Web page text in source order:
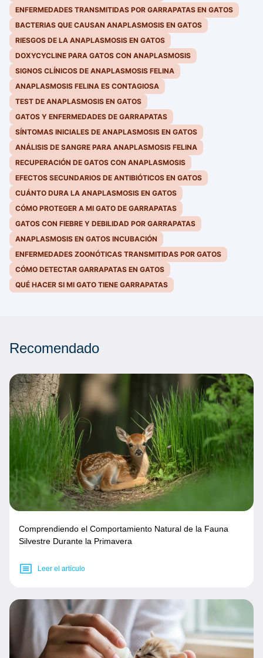
ENFERMEDADES TRANSMITIDAS POR GARRAPATAS EN GATOS
BACTERIAS QUE CAUSAN ANAPLASMOSIS EN GATOS
RIESGOS DE LA ANAPLASMOSIS EN GATOS
DOXYCYCLINE PARA GATOS CON ANAPLASMOSIS
SIGNOS CLÍNICOS DE ANAPLASMOSIS FELINA
ANAPLASMOSIS FELINA ES CONTAGIOSA
TEST DE ANAPLASMOSIS EN GATOS
GATOS Y ENFERMEDADES DE GARRAPATAS
SÍNTOMAS INICIALES DE ANAPLASMOSIS EN GATOS
ANÁLISIS DE SANGRE PARA ANAPLASMOSIS FELINA
RECUPERACIÓN DE GATOS CON ANAPLASMOSIS
EFECTOS SECUNDARIOS DE ANTIBIÓTICOS EN GATOS
CUÁNTO DURA LA ANAPLASMOSIS EN GATOS
CÓMO PROTEGER A MI GATO DE GARRAPATAS
GATOS CON FIEBRE Y DEBILIDAD POR GARRAPATAS
ANAPLASMOSIS EN GATOS INCUBACIÓN
ENFERMEDADES ZOONÓTICAS TRANSMITIDAS POR GATOS
CÓMO DETECTAR GARRAPATAS EN GATOS
QUÉ HACER SI MI GATO TIENE GARRAPATAS
Recomendado
Comprendiendo el Comportamiento Natural de la Fauna
Silvestre Durante la Primavera
Leer el artículo